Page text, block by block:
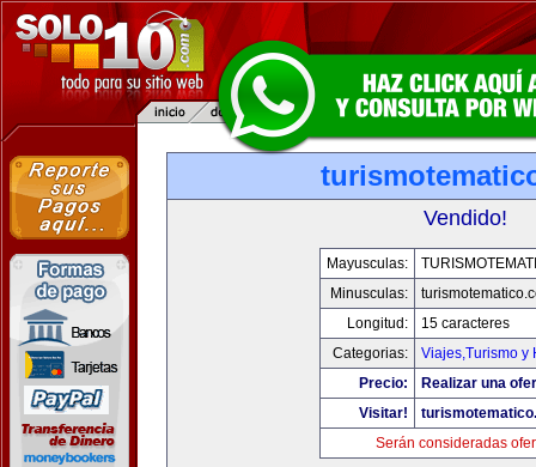
Vendido!
Mayusculas:
Minusculas:
Longitud:
15 caracteres
Categorias:
Viajes,Turismo y
Precio:
Realizar una
Visitar!
Serán consideradas